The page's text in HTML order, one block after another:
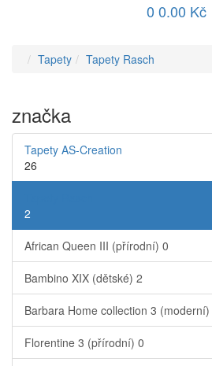
0 0.00 Kč
Tapety Tapety Rasch
značka
Tapety AS-Creation
26
2
African Queen III (přírodní) 0
Bambino XIX (dětské) 2
Barbara Home collection 3 (moderní)
Florentine 3 (přírodní) 0